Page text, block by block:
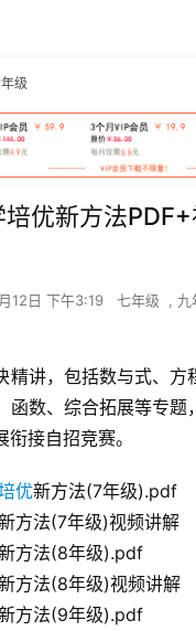
级
优新方法
12日 下午3:19 七年级 , 九
精讲，包括数与式、方
函数、综合拓展等专题
接自招竞赛。
优新方法(7年级).pdf
方法(7年级)视频讲解
方法(8年级).pdf
方法(8年级)视频讲解
方法(9年级).pdf